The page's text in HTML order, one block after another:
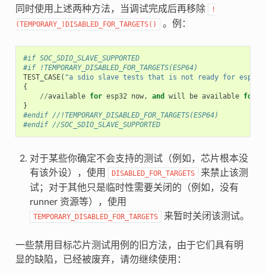
同时使用上述两种方法，当调试完成后再移除
!
(TEMPORARY_)DISABLED_FOR_TARGETS()
。例：
#if SOC_SDIO_SLAVE_SUPPORTED
#if !TEMPORARY_DISABLED_FOR_TARGETS(ESP64)
TEST_CASE( "a sdio slave tests that is not ready for esp64
{
//available for esp32 now, and will be available for
}
#endif //!TEMPORARY_DISABLED_FOR_TARGETS(ESP64)
#endif //SOC_SDIO_SLAVE_SUPPORTED
对于某些你确定不会支持的测试（例如，芯片根本没
有该外设），使用
DISABLED_FOR_TARGETS
来禁止该测
试；对于其他只是临时性需要关闭的（例如，没有
runner 资源等），使用
TEMPORARY_DISABLED_FOR_TARGETS 来暂时关闭该测试。
一些禁用目标芯片测试用例的旧方法，由于它们具有明
显的缺陷，已经被废弃，请勿继续使用：